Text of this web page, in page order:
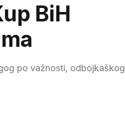
BiH
po važnosti, odbojkaškog